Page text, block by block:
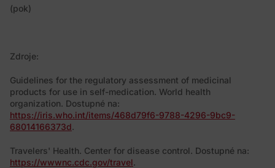
(pok)
Zdroje:
Guidelines for the regulatory assessment of medicinal
products for use in self-medication. World health
organization. Dostupné na:
https://iris.who.int/items/468d79f6-9788-4296-9bc9-
68014166373d.
Travelers' Health. Center for disease control. Dostupné na:
https://wwwnc.cdc.gov/travel.